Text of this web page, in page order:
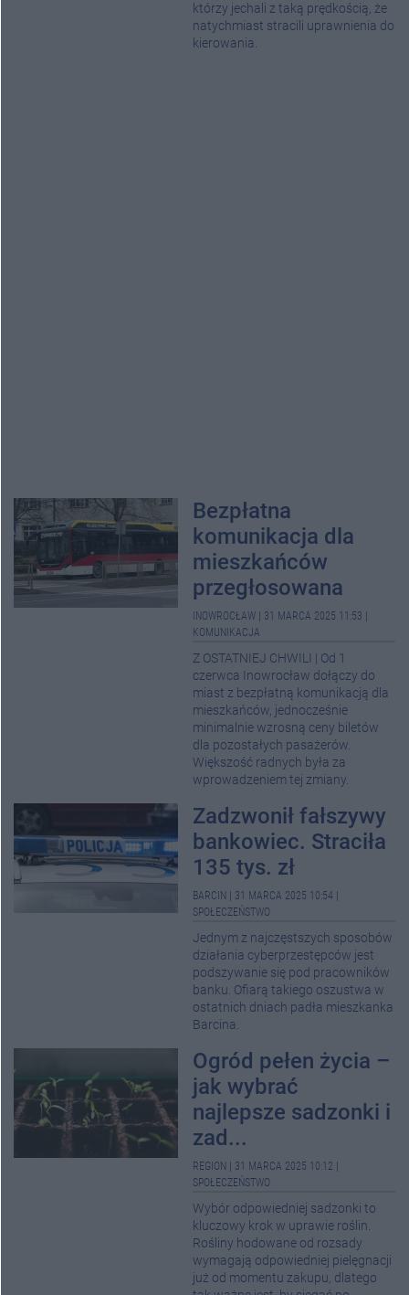
którzy jechali z taką prędkością, że
natychmiast stracili uprawnienia do
kierowania.
Bezpłatna
komunikacja dla
mieszkańców
przegłosowana
INOWROCŁAW 31 MARCA 2025 11:53
KOMUNIKACJA
Z OSTATNIEJ CHWILI | Od 1
czerwca Inowrocław dołączy do
miast z bezpłatną komunikacją dla
mieszkańców, jednocześnie
minimalnie wzrosną ceny biletów
dla pozostałych pasażerów.
Większość radnych była za
wprowadzeniem tej zmiany.
Zadzwonił fałszywy
bankowiec. Straciła
135 tys. zł
BARCIN 31 MARCA 2025 10:54
SPOŁECZEŃSTWO
Jednym z najczęstszych sposobów
działania cyberprzestępców jest
podszywanie się pod pracowników
banku. Ofiarą takiego oszustwa w
ostatnich dniach padła mieszkanka
Barcina.
Ogród pełen życia –
jak wybrać
najlepsze sadzonki i
zad...
REGION 31 MARCA 2025 10:12
SPOŁECZEŃSTWO
Wybór odpowiedniej sadzonki to
kluczowy krok w uprawie roślin.
Rośliny hodowane od rozsady
wymagają odpowiedniej pielęgnacji
już od momentu zakupu, dlatego